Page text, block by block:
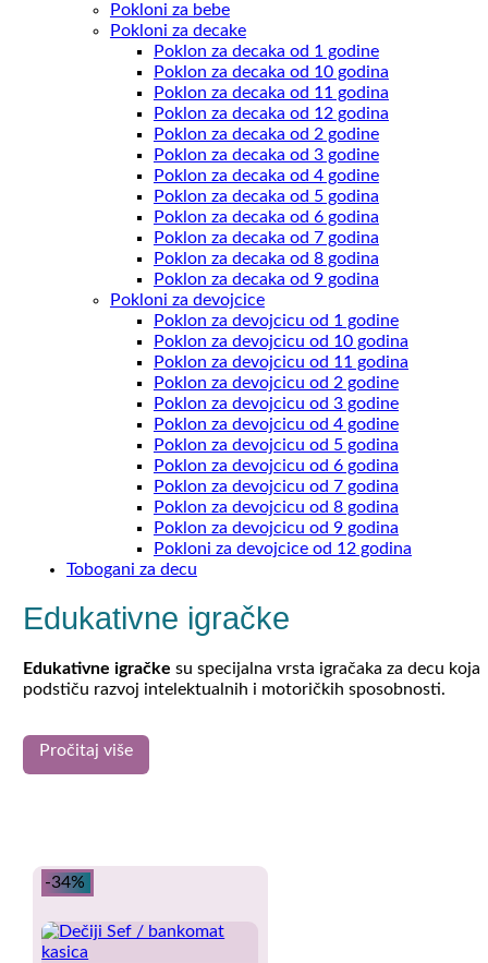
Pokloni za bebe
Pokloni za decake
Poklon za decaka od 1 godine
Poklon za decaka od 10 godina
Poklon za decaka od 11 godina
Poklon za decaka od 12 godina
Poklon za decaka od 2 godine
Poklon za decaka od 3 godine
Poklon za decaka od 4 godine
Poklon za decaka od 5 godina
Poklon za decaka od 6 godina
Poklon za decaka od 7 godina
Poklon za decaka od 8 godina
Poklon za decaka od 9 godina
Pokloni za devojcice
Poklon za devojcicu od 1 godine
Poklon za devojcicu od 10 godina
Poklon za devojcicu od 11 godina
Poklon za devojcicu od 2 godine
Poklon za devojcicu od 3 godine
Poklon za devojcicu od 4 godine
Poklon za devojcicu od 5 godina
Poklon za devojcicu od 6 godina
Poklon za devojcicu od 7 godina
Poklon za devojcicu od 8 godina
Poklon za devojcicu od 9 godina
Pokloni za devojcice od 12 godina
Tobogani za decu
Edukativne igračke
Edukativne igračke su specijalna vrsta igračaka za decu koja
podstiču razvoj intelektualnih i motoričkih sposobnosti.
Poznato je da se kod mladje dece, naročito do 5 godina,
formira veliki broj sinapsi u mozgu. Formirane sinapse su
mobilnih telefona i crtanih filmova, što više vremena provode
u igri.
Društvene igre, didaktičke i interaktivne igračke, kockice,
bockalice i kreativni setovi, podstiču razvoj fine motorike –
Pročitaj više
-34%